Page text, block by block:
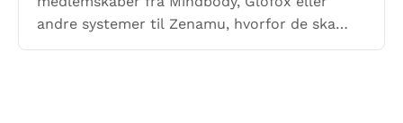
andre systemer til Zenamu, hvorfor de skal
godkende den løbende betaling igen, og